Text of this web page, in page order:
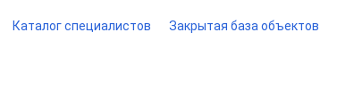
Каталог специалистов Закрытая база объектов